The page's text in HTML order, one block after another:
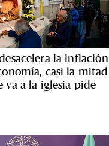
la inflación
casi la mitad
va a la iglesia pide